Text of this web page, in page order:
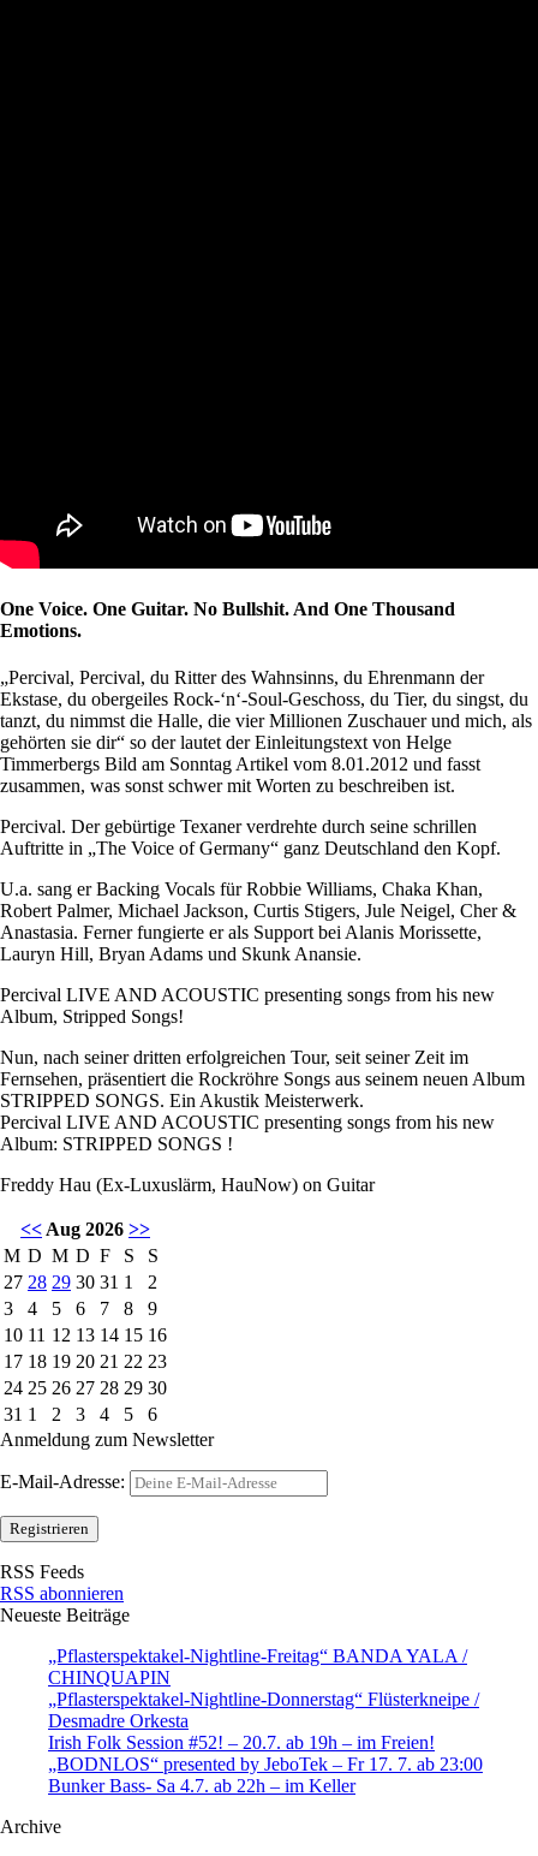
One Voice. One Guitar. No Bullshit. And One Thousand
Emotions.
„Percival, Percival, du Ritter des Wahnsinns, du Ehrenmann der
Ekstase, du obergeiles Rock-‘n‘-Soul-Geschoss, du Tier, du singst, du
tanzt, du nimmst die Halle, die vier Millionen Zuschauer und mich, als
gehörten sie dir“ so der lautet der Einleitungstext von Helge
Timmerbergs Bild am Sonntag Artikel vom 8.01.2012 und fasst
zusammen, was sonst schwer mit Worten zu beschreiben ist.
Percival. Der gebürtige Texaner verdrehte durch seine schrillen
Auftritte in „The Voice of Germany“ ganz Deutschland den Kopf.
U.a. sang er Backing Vocals für Robbie Williams, Chaka Khan,
Robert Palmer, Michael Jackson, Curtis Stigers, Jule Neigel, Cher &
Anastasia. Ferner fungierte er als Support bei Alanis Morissette,
Lauryn Hill, Bryan Adams und Skunk Anansie.
Percival LIVE AND ACOUSTIC presenting songs from his new
Album, Stripped Songs!
Nun, nach seiner dritten erfolgreichen Tour, seit seiner Zeit im
Fernsehen, präsentiert die Rockröhre Songs aus seinem neuen Album
STRIPPED SONGS. Ein Akustik Meisterwerk.
Percival LIVE AND ACOUSTIC presenting songs from his new
Album: STRIPPED SONGS !
Freddy Hau (Ex-Luxuslärm, HauNow) on Guitar
<< Aug 2026 >>
M D M D F S
S
27 28 29 30 31 1
2
3
4 5 6 7 8
9
10 11 12 13 14 15 16
17 18 19 20 21 22 23
24 25 26 27 28 29 30
31 1 2 3 4 5
6
Anmeldung zum Newsletter
E-Mail-Adresse:
RSS Feeds
RSS abonnieren
Neueste Beiträge
„Pflasterspektakel-Nightline-Freitag“ BANDA YALA /
CHINQUAPIN
„Pflasterspektakel-Nightline-Donnerstag“ Flüsterkneipe /
Desmadre Orkesta
Irish Folk Session #52! – 20.7. ab 19h – im Freien!
„BODNLOS“ presented by JeboTek – Fr 17. 7. ab 23:00
Bunker Bass- Sa 4.7. ab 22h – im Keller
Archive